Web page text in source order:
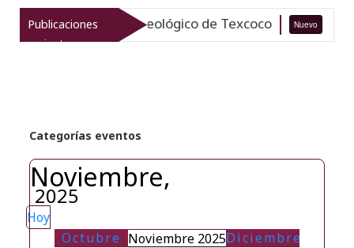
Publicaciones
recientes
el patrimonio arqueológico de Texcoco Nuevo
Categorías eventos
Noviembre,
2025
Hoy
Octubre Noviembre 2025Diciembre